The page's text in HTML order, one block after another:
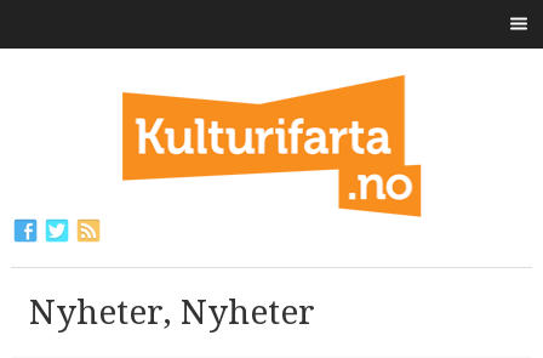
Nyheter, Nyheter